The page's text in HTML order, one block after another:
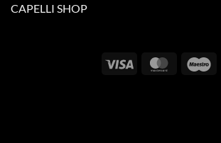
CAPELLI SHOP
Visa MasterCard